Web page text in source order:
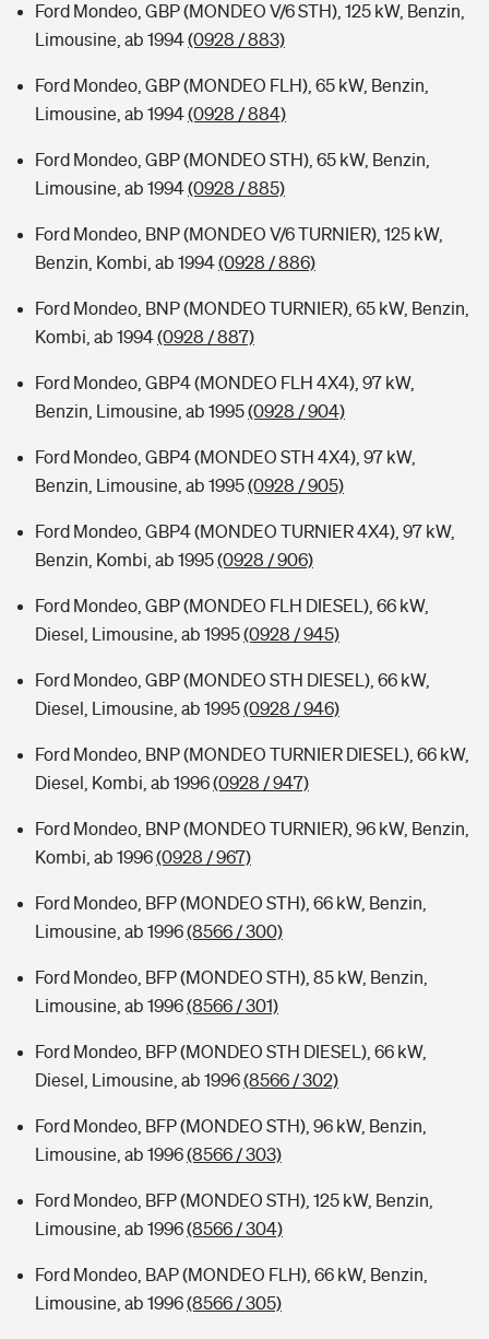
Ford Mondeo, GBP (MONDEO V/6 STH), 125 kW, Benzin,
Limousine, ab 1994(0928 / 883)
Ford Mondeo, GBP (MONDEO FLH), 65 kW, Benzin,
Limousine, ab 1994(0928 / 884)
Ford Mondeo, GBP (MONDEO STH), 65 kW, Benzin,
Limousine, ab 1994(0928 / 885)
Ford Mondeo, BNP (MONDEO V/6 TURNIER), 125 kW,
Benzin, Kombi, ab 1994(0928 / 886)
Ford Mondeo, BNP (MONDEO TURNIER), 65 kW, Benzin,
Kombi, ab 1994(0928 / 887)
Ford Mondeo, GBP4 (MONDEO FLH 4X4), 97 kW,
Benzin, Limousine, ab 1995(0928 / 904)
Ford Mondeo, GBP4 (MONDEO STH 4X4), 97 kW,
Benzin, Limousine, ab 1995(0928 / 905)
Ford Mondeo, GBP4 (MONDEO TURNIER 4X4), 97 kW,
Benzin, Kombi, ab 1995(0928 / 906)
Ford Mondeo, GBP (MONDEO FLH DIESEL), 66 kW,
Diesel, Limousine, ab 1995(0928 / 945)
Ford Mondeo, GBP (MONDEO STH DIESEL), 66 kW,
Diesel, Limousine, ab 1995(0928 / 946)
Ford Mondeo, BNP (MONDEO TURNIER DIESEL), 66 kW,
Diesel, Kombi, ab 1996(0928 / 947)
Ford Mondeo, BNP (MONDEO TURNIER), 96 kW, Benzin,
Kombi, ab 1996(0928 / 967)
Ford Mondeo, BFP (MONDEO STH), 66 kW, Benzin,
Limousine, ab 1996(8566 / 300)
Ford Mondeo, BFP (MONDEO STH), 85 kW, Benzin,
Limousine, ab 1996(8566 / 301)
Ford Mondeo, BFP (MONDEO STH DIESEL), 66 kW,
Diesel, Limousine, ab 1996(8566 / 302)
Ford Mondeo, BFP (MONDEO STH), 96 kW, Benzin,
Limousine, ab 1996(8566 / 303)
Ford Mondeo, BFP (MONDEO STH), 125 kW, Benzin,
Limousine, ab 1996(8566 / 304)
Ford Mondeo, BAP (MONDEO FLH), 66 kW, Benzin,
Limousine, ab 1996(8566 / 305)